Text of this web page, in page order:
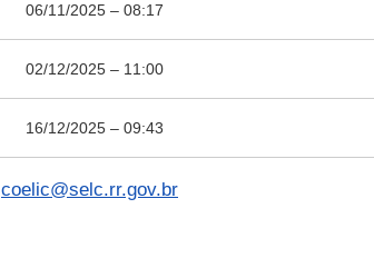
06/11/2025 – 08:17
02/12/2025 – 11:00
16/12/2025 – 09:43
coelic@selc.rr.gov.br